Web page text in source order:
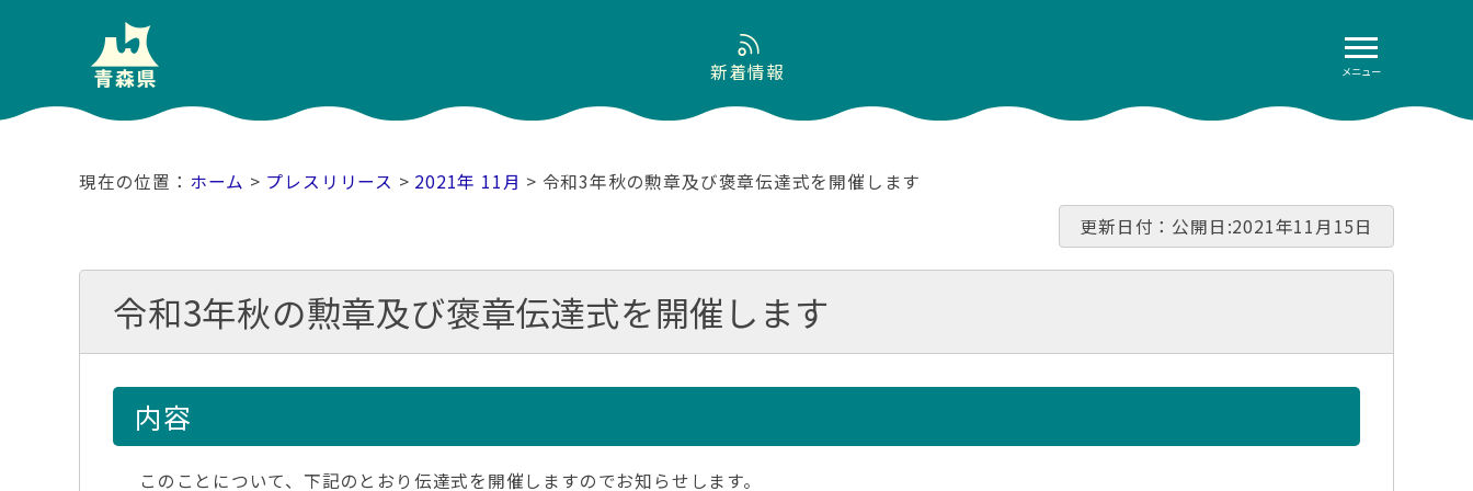
メニュー
新着情報
ホーム > プレスリリース > 2021年 11月 > 令和3年秋の勲章及び褒章伝達式を開催します
更新日付：公開日:2021年11月15日
令和3年秋の勲章及び褒章伝達式を開催します
内容
このことについて、下記のとおり伝達式を開催しますのでお知らせします。